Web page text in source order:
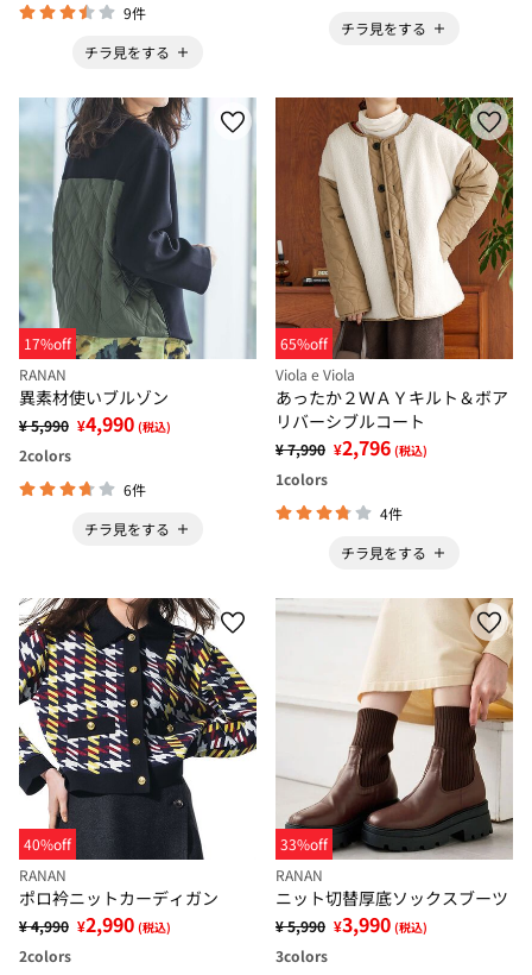
9件
チラ見をする
チラ見をする
17%off
RANAN
異素材使いブルゾン
¥ 5,990 ¥4,990 (税込)
2colors
6件
チラ見をする
65%off
Viola e Viola
あったか２ＷＡＹキルト＆ボア
リバーシブルコート
¥ 7,990 ¥2,796 (税込)
1colors
4件
チラ見をする
40%off
RANAN
ポロ衿ニットカーディガン
¥ 4,990 ¥2,990 (税込)
2colors
33%off
RANAN
ニット切替厚底ソックスブーツ
¥ 5,990 ¥3,990 (税込)
3colors